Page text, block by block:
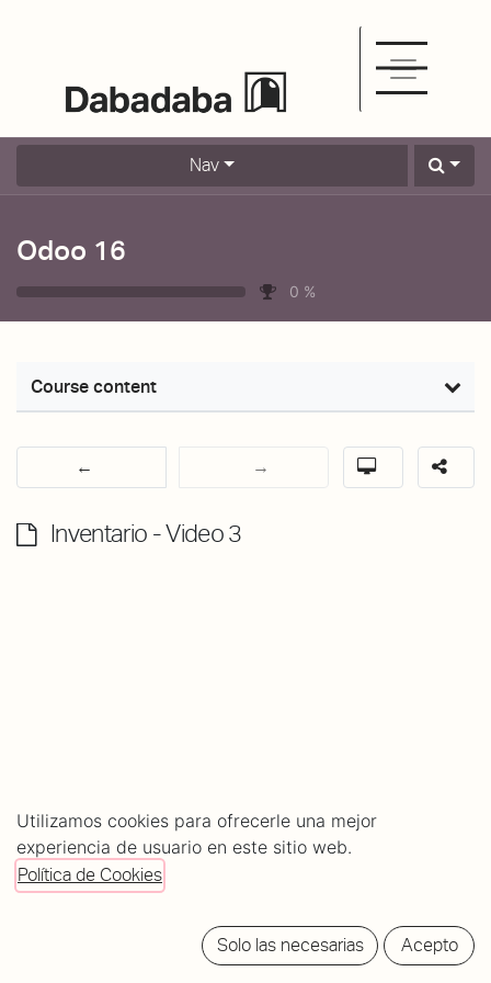
Nav
Odoo 16
0 %
Course content
Inventario - Video 3
About Comments ( 0
0
Utilizamos cookies para ofrecerle una mejor
experiencia de usuario en este sitio web.
Política de Cookies
Solo las necesarias Acepto